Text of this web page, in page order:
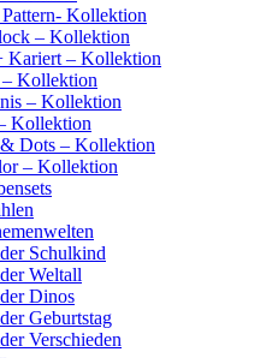
Kollektion
– Kollektion
Kariert – Kollektion
Kollektion
– Kollektion
Kollektion
& Dots – Kollektion
– Kollektion
Schulkind
Weltall
Dinos
Geburtstag
Verschieden